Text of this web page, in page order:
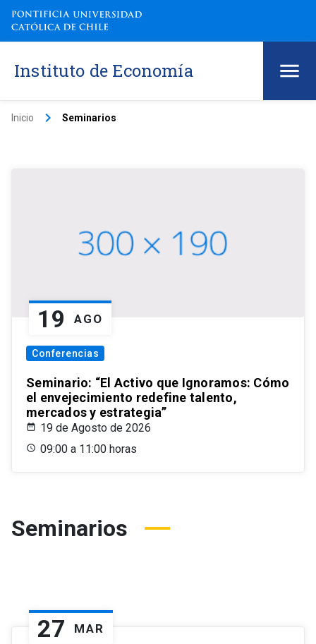
Instituto de Economía
Inicio keyboard_arrow_right Seminarios
19 AGO
Conferencias
Seminario: “El Activo que Ignoramos: Cómo
el envejecimiento redefine talento,
mercados y estrategia”
19 de Agosto de 2026
09:00 a 11:00 horas
Seminarios
27 MAR